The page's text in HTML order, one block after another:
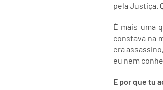
pela Justiça.
É mais uma
constava na
era
eu nem
E por que tu